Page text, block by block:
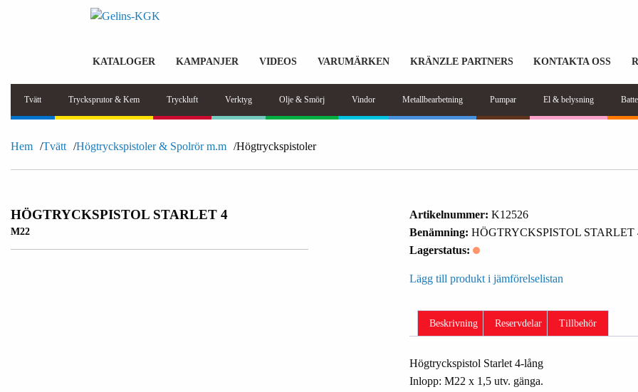
KATALOGER KAMPANJER VIDEOS VARUMÄRKEN KRÄNZLE PARTNERS KONTAKTA OSS
Tvätt Trycksprutor & Kem Tryckluft Verktyg Olje & Smörj Vindor Metallbearbetning Pumpar El & belysning
Hem Tvätt Högtryckspistoler & Spolrör m.m Högtryckspistoler
HÖGTRYCKSPISTOL STARLET 4
M22
Artikelnummer: K12526
Benämning: HÖGTRYCKSPISTOL STARLET
Lagerstatus:
Lägg till produkt i jämförelselistan
Beskrivning Reservdelar Tillbehör
Högtryckspistol Starlet 4-lång
Inlopp: M22 x 1,5 utv. gänga.